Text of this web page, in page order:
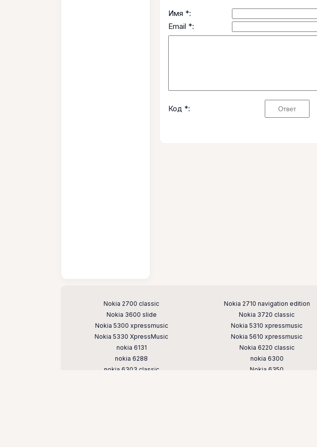
Имя *:
Email *:
Код *:
Поддерживаемые модели
Nokia 2700 classic Nokia 2710 navigation edition
Nokia 3600 slide
Nokia 3720 classic
Nokia 5300 xpressmusic
Nokia 5310 xpressmusic
Nokia 5330 XpressMusic
Nokia 5610 xpressmusic
nokia 6131
Nokia 6220 classic
nokia 6288
nokia 6300
nokia 6303 classic
Nokia 6350